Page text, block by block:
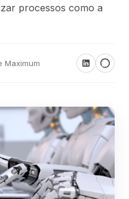
processos como a
Maximum